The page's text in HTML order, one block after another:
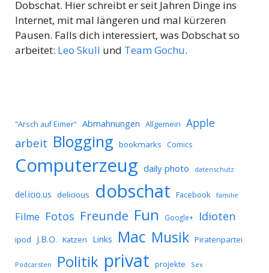
Dobschat. Hier schreibt er seit Jahren Dinge ins
Internet, mit mal längeren und mal kürzeren
Pausen. Falls dich interessiert, was Dobschat so
arbeitet: Leo Skull und Team Gochu.
"Arsch auf Eimer" Abmahnungen Allgemein Apple
arbeit Blogging bookmarks Comics
Computerzeug daily photo datenschutz
del.icio.us delicious dobschat Facebook familie
Filme Fotos Freunde Fun Google+ Idioten
ipod J.B.O. Katzen Links Mac Musik Piratenpartei
Podcarsten Politik privat projekte Sex